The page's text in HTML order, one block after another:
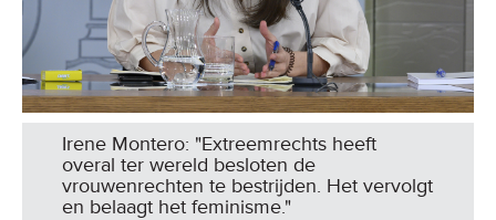
Irene Montero: "Extreemrechts heeft
overal ter wereld besloten de
vrouwenrechten te bestrijden. Het vervolgt
en belaagt het feminisme."